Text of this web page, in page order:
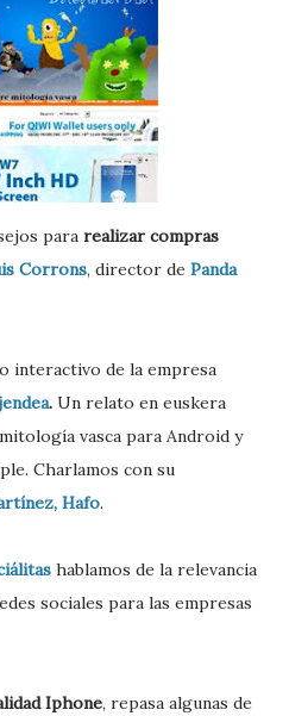
para realizar compras
Corrons, director de Panda
interactivo de la empresa
. Un relato en euskera
vasca para Android y
Charlamos con su
Hafo.
hablamos de la relevancia
sociales para las empresas
Iphone, repasa algunas de